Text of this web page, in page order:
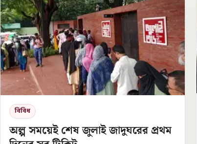
বিবিধ
অল্প সময়েই শেষ জুলাই জাদুঘরের প্রথম